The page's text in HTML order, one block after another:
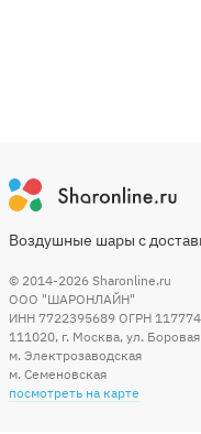
Воздушные шары с
© 2014-2026 Sharonline.ru
ООО "ШАРОНЛАЙН"
ИНН 7722395689 ОГРН
111020, г. Москва, ул.
м. Электрозаводская
м. Семеновская
посмотреть на карте